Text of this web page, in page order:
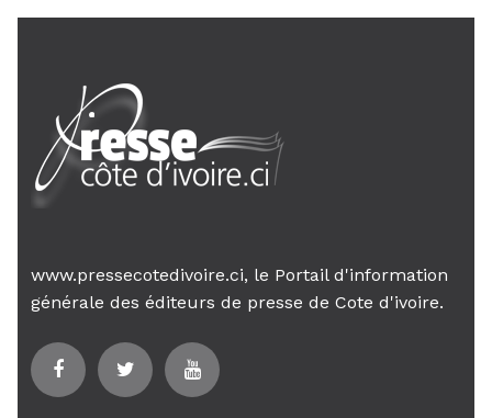
www.pressecotedivoire.ci, le Portail d'information
générale des éditeurs de presse de Cote d'ivoire.